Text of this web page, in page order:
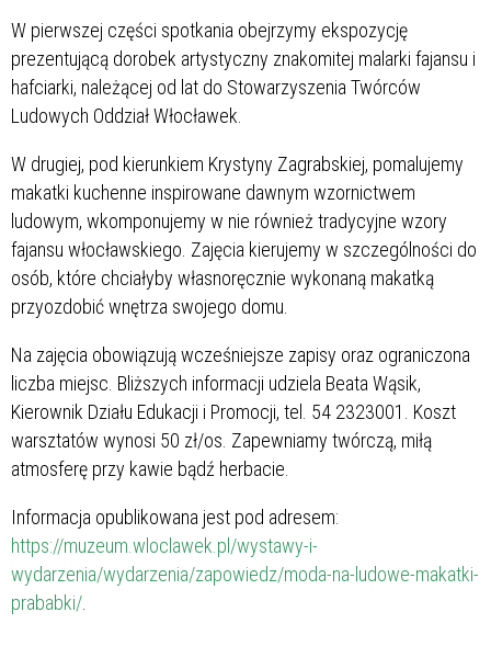
W pierwszej części spotkania obejrzymy ekspozycję
prezentującą dorobek artystyczny znakomitej malarki fajansu i
hafciarki, należącej od lat do Stowarzyszenia Twórców
Ludowych Oddział Włocławek.
W drugiej, pod kierunkiem Krystyny Zagrabskiej, pomalujemy
makatki kuchenne inspirowane dawnym wzornictwem
ludowym, wkomponujemy w nie również tradycyjne wzory
fajansu włocławskiego. Zajęcia kierujemy w szczególności do
osób, które chciałyby własnoręcznie wykonaną makatką
przyozdobić wnętrza swojego domu.
Na zajęcia obowiązują wcześniejsze zapisy oraz ograniczona
liczba miejsc. Bliższych informacji udziela Beata Wąsik,
Kierownik Działu Edukacji i Promocji, tel. 54 2323001. Koszt
warsztatów wynosi 50 zł/os. Zapewniamy twórczą, miłą
atmosferę przy kawie bądź herbacie.
Informacja opublikowana jest pod adresem:
https://muzeum.wloclawek.pl/wystawy-i-
wydarzenia/wydarzenia/zapowiedz/moda-na-ludowe-makatki-
prababki/